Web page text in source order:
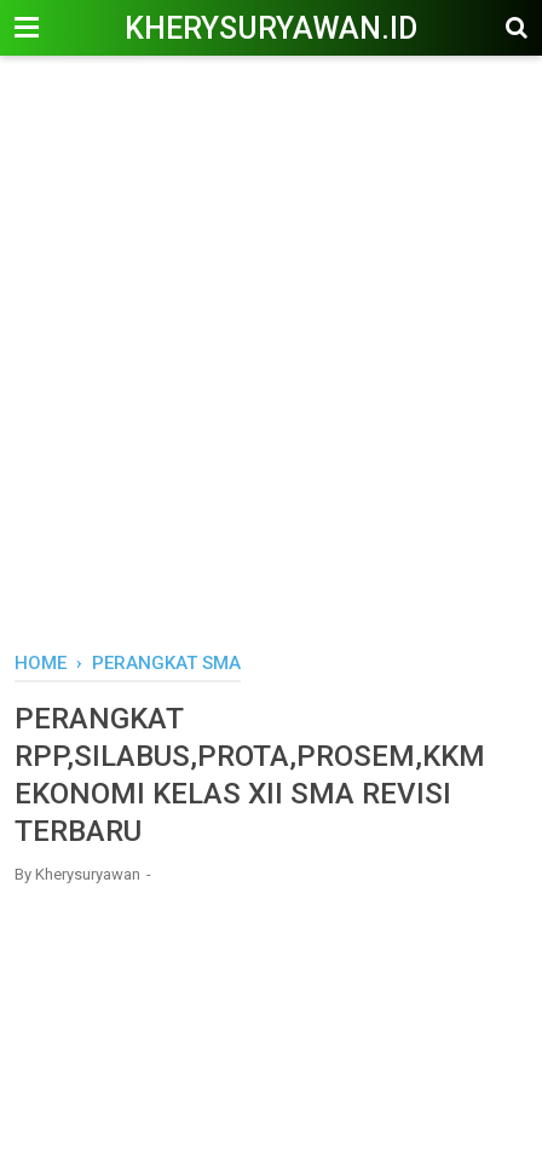
KHERYSURYAWAN.ID
HOME › PERANGKAT SMA
PERANGKAT
RPP,SILABUS,PROTA,PROSEM,KKM
EKONOMI KELAS XII SMA REVISI
TERBARU
By Kherysuryawan